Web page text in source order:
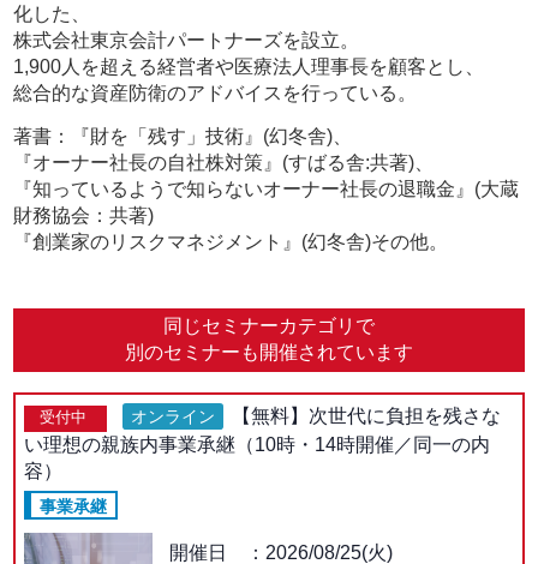
化した、
株式会社東京会計パートナーズを設立。
1,900人を超える経営者や医療法人理事長を顧客とし、
総合的な資産防衛のアドバイスを行っている。
著書：『財を「残す」技術』(幻冬舎)、
『オーナー社長の自社株対策』(すばる舎:共著)、
『知っているようで知らないオーナー社長の退職金』(大蔵
財務協会：共著)
『創業家のリスクマネジメント』(幻冬舎)その他。
同じセミナーカテゴリで
別のセミナーも開催されています
受付中 オンライン
【無料】次世代に負担を残さな
い理想の親族内事業承継（10時・14時開催／同一の内
容）
事業承継
開催日
2026/08/25(火)